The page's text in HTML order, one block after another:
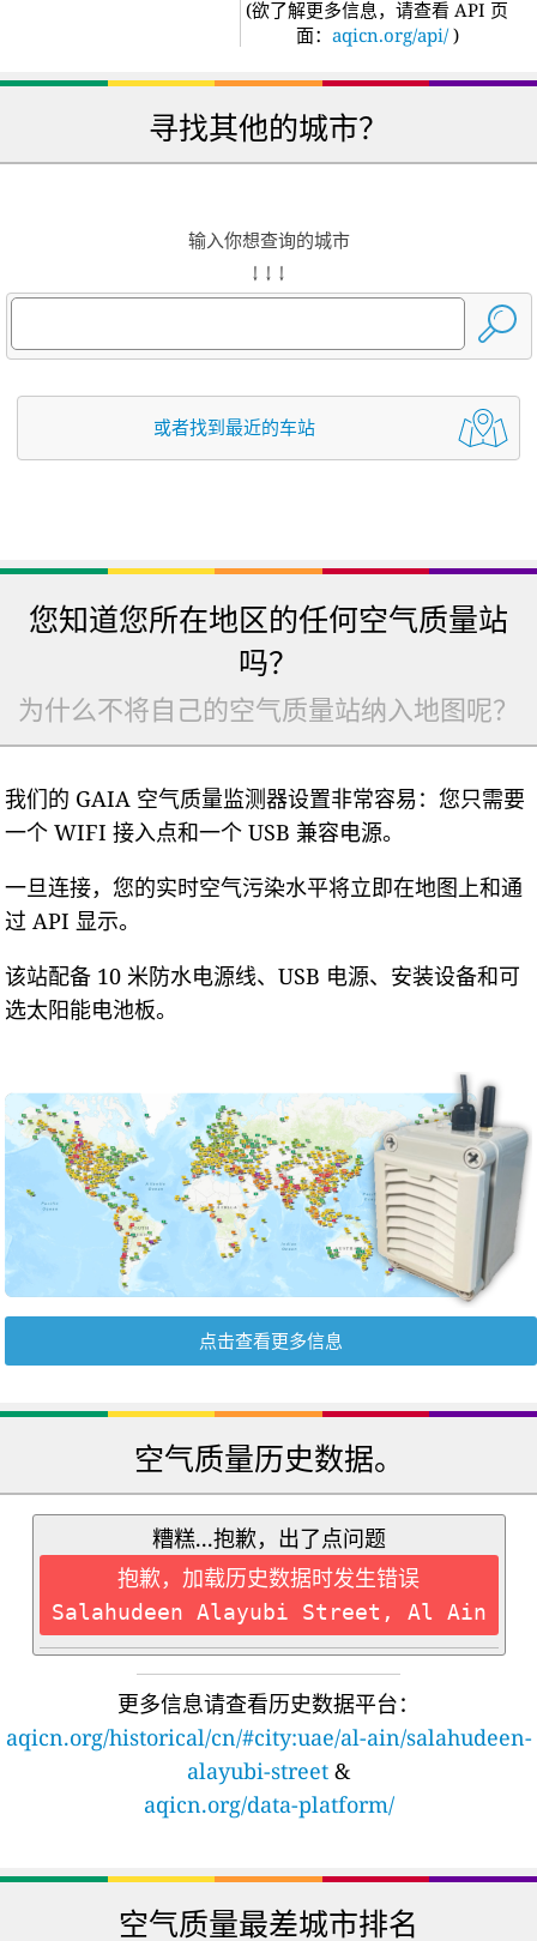
(欲了解更多信息，请查看 API 页
面： aqicn.org/api/ )
寻找其他的城市？
输入你想查询的城市
↓ ↓ ↓
或者找到最近的车站
您知道您所在地区的任何空气质量站
吗？
为什么不将自己的空气质量站纳入地图呢？
我们的 GAIA 空气质量监测器设置非常容易：您只需要
一个 WIFI 接入点和一个 USB 兼容电源。
一旦连接，您的实时空气污染水平将立即在地图上和通
过 API 显示。
该站配备 10 米防水电源线、USB 电源、安装设备和可
选太阳能电池板。
点击查看更多信息
空气质量历史数据。
糟糕...抱歉，出了点问题
抱歉，加载历史数据时发生错误
Salahudeen Alayubi Street, Al Ain
更多信息请查看历史数据平台：
aqicn.org/historical/cn/#city:uae/al-ain/salahudeen-
alayubi-street &
aqicn.org/data-platform/
空气质量最差城市排名